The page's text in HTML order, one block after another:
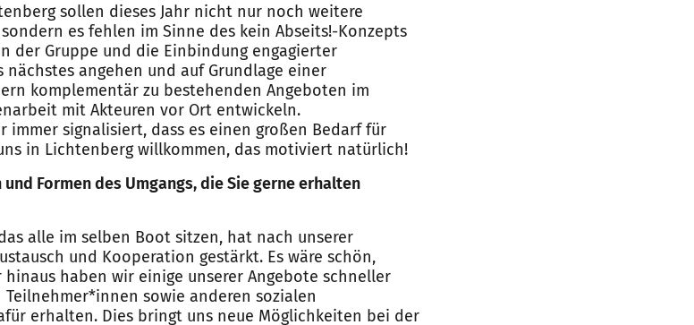
sollen dieses Jahr nicht nur noch weitere
es fehlen im Sinne des kein Abseits!-Konzepts
der Gruppe und die Einbindung engagierter
nächstes angehen und auf Grundlage einer
komplementär zu bestehenden Angeboten im
mit Akteuren vor Ort entwickeln.
immer signalisiert, dass es einen großen Bedarf für
in Lichtenberg willkommen, das motiviert natürlich!
Formen des Umgangs, die Sie gerne erhalten
alle im selben Boot sitzen, hat nach unserer
und Kooperation gestärkt. Es wäre schön,
haben wir einige unserer Angebote schneller
sowie anderen sozialen
erhalten. Dies bringt uns neue Möglichkeiten bei der